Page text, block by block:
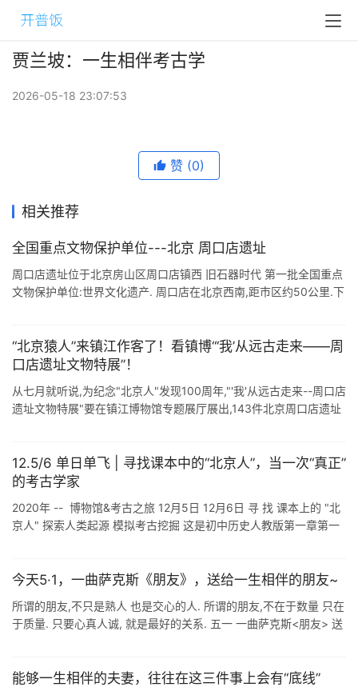
贾兰坡：一生相伴考古学
2026-05-18 23:07:53
赞 (0)
相关推荐
全国重点文物保护单位---北京 周口店遗址
周口店遗址位于北京房山区周口店镇西 旧石器时代 第一批全国重点
文物保护单位:世界文化遗产. 周口店在北京西南,距市区约50公里.下
“北京猿人”来镇江作客了！看镇博“‘我’从远古走来——周
口店遗址文物特展”！
从七月就听说,为纪念"北京人"发现100周年,"'我'从远古走来--周口店
遗址文物特展"要在镇江博物馆专题展厅展出,143件北京周口店遗址
12.5/6 单日单飞 | 寻找课本中的“北京人”，当一次“真正”
的考古学家
2020年 -- 博物馆&考古之旅 12月5日 12月6日 寻 找 课本上的 "北
京人" 探索人类起源 模拟考古挖掘 这是初中历史人教版第一章第一
今天5·1，一曲萨克斯《朋友》，送给一生相伴的朋友~
所谓的朋友,不只是熟人 也是交心的人. 所谓的朋友,不在于数量 只在
于质量. 只要心真人诚, 就是最好的关系. 五一 一曲萨克斯<朋友> 送
能够一生相伴的夫妻，往往在这三件事上会有“底线”